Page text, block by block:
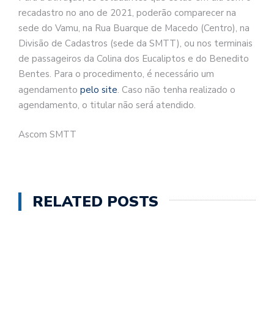
recadastro no ano de 2021, poderão comparecer na
sede do Vamu, na Rua Buarque de Macedo (Centro), na
Divisão de Cadastros (sede da SMTT), ou nos terminais
de passageiros da Colina dos Eucaliptos e do Benedito
Bentes. Para o procedimento, é necessário um
agendamento pelo site. Caso não tenha realizado o
agendamento, o titular não será atendido.
Ascom SMTT
RELATED POSTS